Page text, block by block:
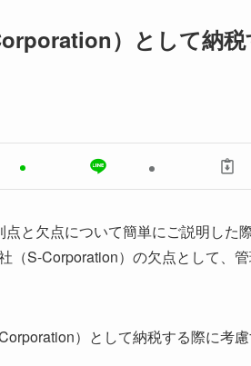
）として納税
と欠点について簡単にご説明した際
（S-Corporation）の欠点として、
）として納税する際に考